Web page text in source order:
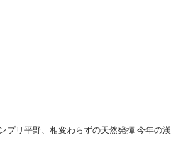
プリ平野、相変わらずの天然発揮 今年の漢